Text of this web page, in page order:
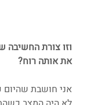
וזו צורת החשיבה
את אותה רוח?
אני חושבת שהיום